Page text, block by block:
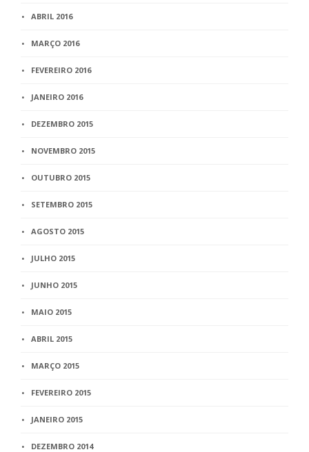
ABRIL 2016
MARÇO 2016
FEVEREIRO 2016
JANEIRO 2016
DEZEMBRO 2015
NOVEMBRO 2015
OUTUBRO 2015
SETEMBRO 2015
AGOSTO 2015
JULHO 2015
JUNHO 2015
MAIO 2015
ABRIL 2015
MARÇO 2015
FEVEREIRO 2015
JANEIRO 2015
DEZEMBRO 2014